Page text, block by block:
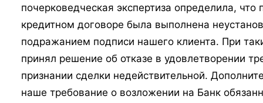
почерковедческая экспертиза определила,
кредитном договоре была выполнена
подражанием подписи нашего клиента. При
принял решение об отказе в удовлетворении
признании сделки недействительной.
наше требование о возложении на Банк